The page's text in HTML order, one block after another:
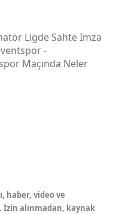
Ligde Sahte Imza
-
Maçında Neler
haber, video ve
İzin alınmadan, kaynak